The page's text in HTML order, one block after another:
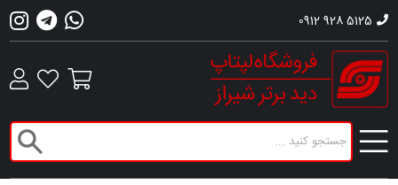
0912 928 5125